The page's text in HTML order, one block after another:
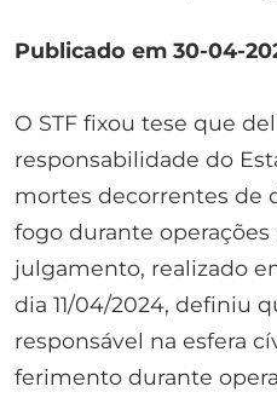
Publicado em 30-04-
O STF fixou tese que
responsabilidade do
mortes decorrentes de
fogo durante
julgamento, realizado
dia 11/04/2024, definiu
responsável na esfera
ferimento durante